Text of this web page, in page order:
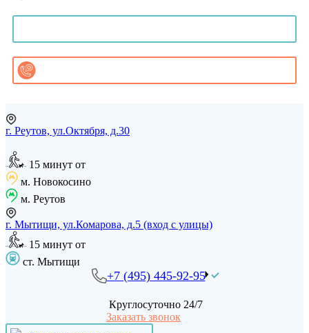
г. Реутов, ул.Октября, д.30
15 минут от
м. Новокосино
м. Реутов
г. Мытищи, ул.Комарова, д.5 (вход с улицы)
15 минут от
ст. Мытищи
+7 (495) 445-92-95
Круглосуточно 24/7
Заказать звонок